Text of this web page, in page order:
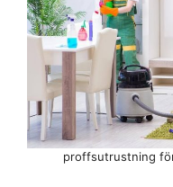
proffsutrustning